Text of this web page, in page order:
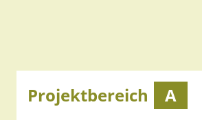
Projektbereich A